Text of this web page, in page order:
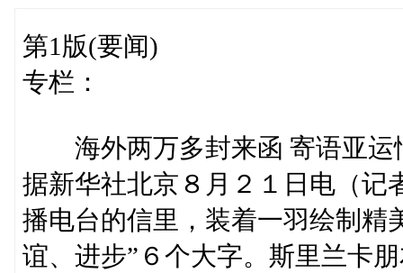
第1版(要闻)
专栏：
海外两万多封来函 寄语亚运
据新华社北京８月２１日电（记
播电台的信里，装着一羽绘制精
谊、进步”６个大字。斯里兰卡